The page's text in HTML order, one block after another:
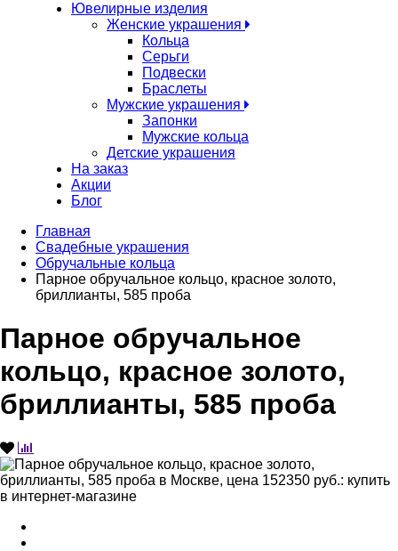
Ювелирные изделия
Женские украшения
Кольца
Серьги
Подвески
Браслеты
Мужские украшения
Запонки
Мужские кольца
Детские украшения
На заказ
Акции
Блог
Главная
Свадебные украшения
Обручальные кольца
Парное обручальное кольцо, красное золото,
бриллианты, 585 проба
Парное обручальное
кольцо, красное золото,
бриллианты, 585 проба